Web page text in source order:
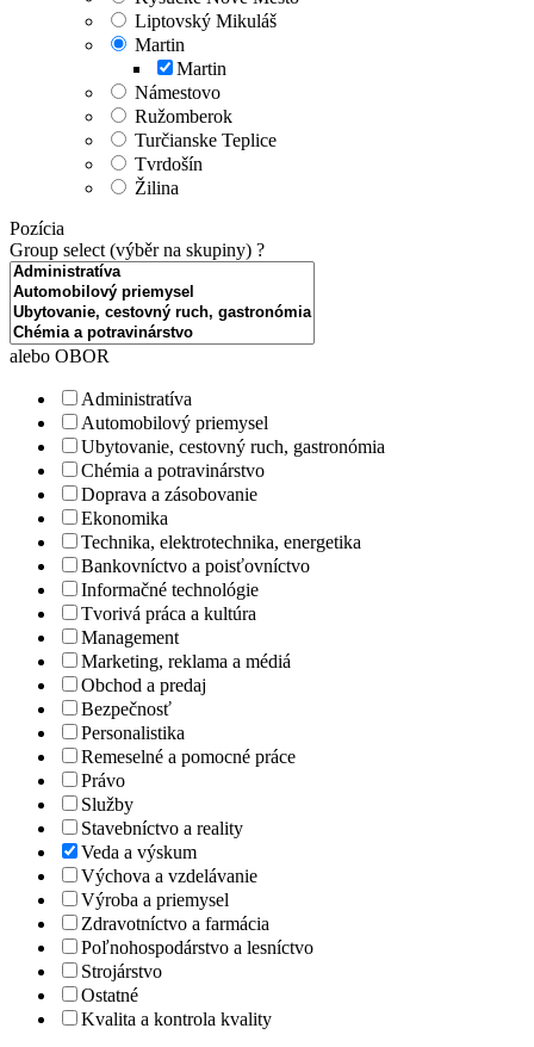
Liptovský Mikuláš
Martin
Martin
Námestovo
Ružomberok
Turčianske Teplice
Tvrdošín
Žilina
Pozícia
Group select (výběr na skupiny) ?
alebo OBOR
Administratíva
Automobilový priemysel
Ubytovanie, cestovný ruch, gastronómia
Chémia a potravinárstvo
Doprava a zásobovanie
Ekonomika
Technika, elektrotechnika, energetika
Bankovníctvo a poisťovníctvo
Informačné technológie
Tvorivá práca a kultúra
Management
Marketing, reklama a médiá
Obchod a predaj
Bezpečnosť
Personalistika
Remeselné a pomocné práce
Právo
Služby
Stavebníctvo a reality
Veda a výskum
Výchova a vzdelávanie
Výroba a priemysel
Zdravotníctvo a farmácia
Poľnohospodárstvo a lesníctvo
Strojárstvo
Ostatné
Kvalita a kontrola kvality